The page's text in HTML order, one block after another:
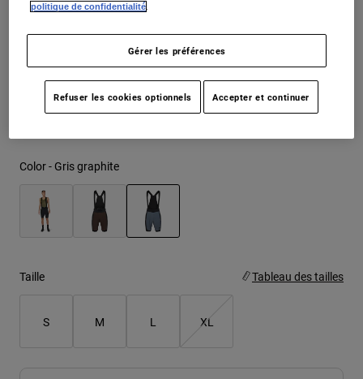
Replacement Parts
Socks
Replacement Parts
Jackets
Pants
Tout acheter
Shirts
Shorts
Tout acheter
Price reduced from
274,95 C$to192,99 C$ 29% OFF
Color - Gris graphite
Taille Tableau des tailles
S M L XL
politique de confidentialité
Gérer les préférences
Refuser les cookies optionnels Accepter et continuer